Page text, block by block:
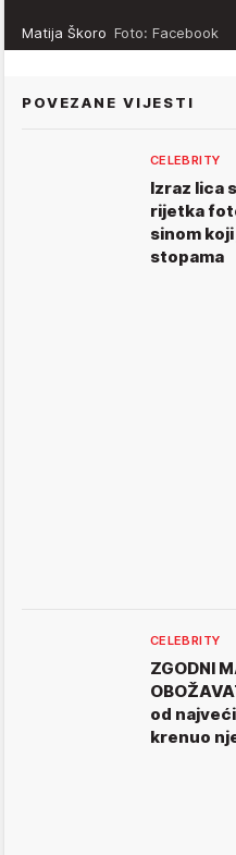
Matija Škoro Foto: Facebook
POVEZANE VIJESTI
CELEBRITY
Izraz lica
rijetka
sinom
stopama
CELEBRITY
ZGODNI
od
krenuo